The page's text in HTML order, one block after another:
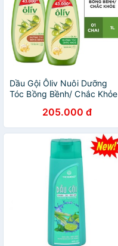
Dầu Gội Ôliv Nuôi Dưỡng
Tóc Bồng Bềnh/ Chắc Khỏe
205.000 đ